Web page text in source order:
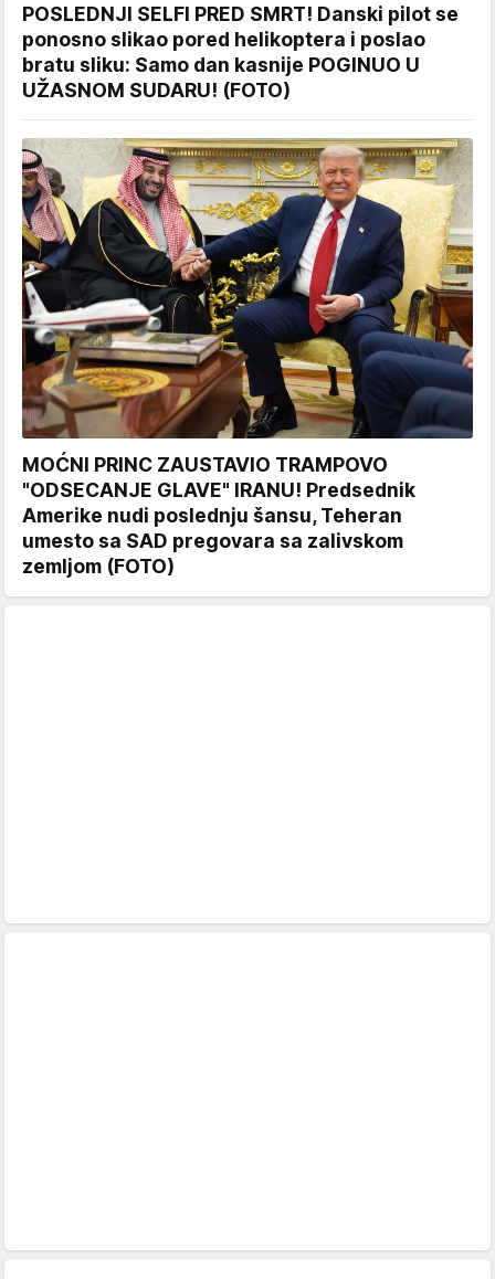
POSLEDNJI SELFI PRED SMRT! Danski pilot se
ponosno slikao pored helikoptera i poslao
bratu sliku: Samo dan kasnije POGINUO U
UŽASNOM SUDARU! (FOTO)
MOĆNI PRINC ZAUSTAVIO TRAMPOVO
"ODSECANJE GLAVE" IRANU! Predsednik
Amerike nudi poslednju šansu, Teheran
umesto sa SAD pregovara sa zalivskom
zemljom (FOTO)